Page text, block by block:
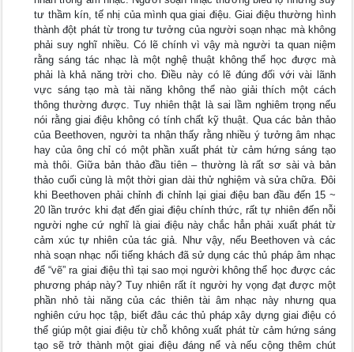
tư thầm kín, tế nhị của mình qua giai điệu. Giai điệu thường hình
thành đột phát từ trong tư tưởng của người soạn nhạc mà không
phải suy nghĩ nhiều. Có lẽ chính vì vậy mà người ta quan niệm
rằng sáng tác nhạc là một nghệ thuật không thể học được mà
phải là khả năng trời cho. Điều này có lẽ đúng đối với vài lãnh
vực sáng tạo mà tài năng không thể nào giải thích một cách
thông thường được. Tuy nhiên thật là sai lầm nghiêm trọng nếu
nói rằng giai điệu không có tính chất kỹ thuật. Qua các bản thảo
của Beethoven, người ta nhận thấy rằng nhiều ý tưởng âm nhạc
hay của ông chỉ có một phần xuất phát từ cảm hứng sáng tạo
mà thôi. Giữa bản thảo đầu tiên – thường là rất sơ sài và bản
thảo cuối cùng là một thời gian dài thử nghiệm và sửa chữa. Đôi
khi Beethoven phải chỉnh đi chỉnh lại giai điệu ban đầu đến 15 ~
20 lần trước khi đạt đến giai điệu chính thức, rất tự nhiên đến nỗi
người nghe cứ nghĩ là giai điệu này chắc hẳn phải xuất phát từ
cảm xúc tự nhiên của tác giả. Như vậy, nếu Beethoven và các
nhà soạn nhạc nổi tiếng khách đã sử dụng các thủ pháp âm nhạc
để “vẽ” ra giai điệu thì tại sao mọi người không thể học được các
phương pháp này? Tuy nhiên rất ít người hy vọng đạt được một
phần nhỏ tài năng của các thiên tài âm nhạc này nhưng qua
nghiên cứu học tập, biết đâu các thủ pháp xây dựng giai điệu có
thể giúp một giai điệu từ chỗ không xuất phát từ cảm hứng sáng
tạo sẽ trở thành một giai điệu đáng nể và nếu cộng thêm chút